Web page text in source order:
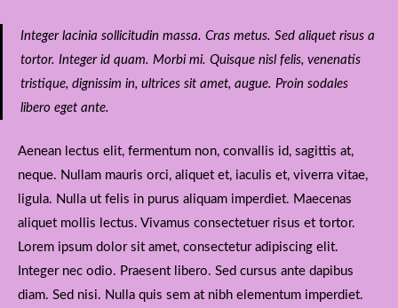
Integer lacinia sollicitudin massa. Cras metus. Sed aliquet risus a
tortor. Integer id quam. Morbi mi. Quisque nisl felis, venenatis
tristique, dignissim in, ultrices sit amet, augue. Proin sodales
libero eget ante.
Aenean lectus elit, fermentum non, convallis id, sagittis at,
neque. Nullam mauris orci, aliquet et, iaculis et, viverra vitae,
ligula. Nulla ut felis in purus aliquam imperdiet. Maecenas
aliquet mollis lectus. Vivamus consectetuer risus et tortor.
Lorem ipsum dolor sit amet, consectetur adipiscing elit.
Integer nec odio. Praesent libero. Sed cursus ante dapibus
diam. Sed nisi. Nulla quis sem at nibh elementum imperdiet.